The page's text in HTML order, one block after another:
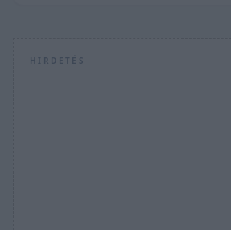
HIRDETÉS